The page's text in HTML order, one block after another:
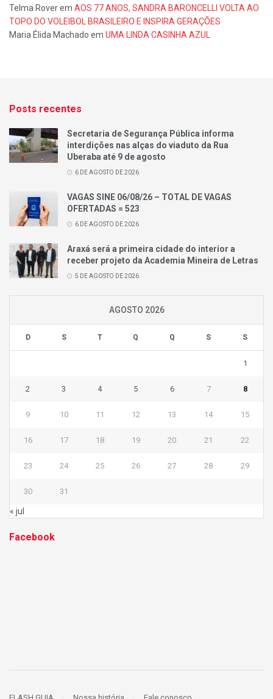
Telma Roverem AOS 77 ANOS, SANDRA BARONCELLI VOLTA AO
TOPO DO VOLEIBOL BRASILEIRO E INSPIRA GERAÇÕES
Maria Élida Machado em UMA LINDA CASINHA AZUL
Posts recentes
Secretaria de Segurança Pública informa
interdições nas alças do viaduto da Rua
Uberaba até 9 de agosto
6 DE AGOSTO DE 2026
VAGAS SINE 06/08/26 – TOTAL DE VAGAS
OFERTADAS = 523
6 DE AGOSTO DE 2026
Araxá será a primeira cidade do interior a
receber projeto da Academia Mineira de Letras
5 DE AGOSTO DE 2026
AGOSTO 2026
D S T Q Q S S
1
2 3 4 5 6 7 8
9 10 11 12 13 14 15
16 17 18 19 20 21 22
23 24 25 26 27 28 29
30 31
« jul
Facebook